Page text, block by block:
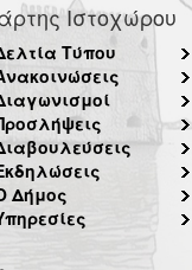
Ιστοχώρου
Τύπου
Δήμος